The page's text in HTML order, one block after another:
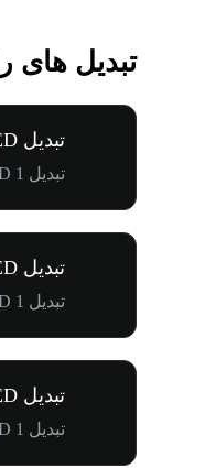
تبدیل های
تبدیل KLED به USD
تبدیل 1 KLED به $0.0101
تبدیل KLED به EUR
تبدیل 1 KLED به €0.008746
تبدیل KLED به JPY
تبدیل 1 KLED به 円1.59